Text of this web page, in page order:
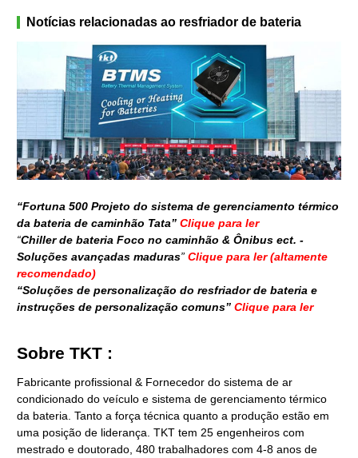
Notícias relacionadas ao resfriador de bateria
“Fortuna 500 Projeto do sistema de gerenciamento térmico
da bateria de caminhão Tata” Clique para ler
“Chiller de bateria Foco no caminhão & Ônibus ect. -
Soluções avançadas maduras” Clique para ler (altamente
recomendado)
“Soluções de personalização do resfriador de bateria e
instruções de personalização comuns” Clique para ler
Sobre TKT :
Fabricante profissional & Fornecedor do sistema de ar
condicionado do veículo e sistema de gerenciamento térmico
da bateria. Tanto a força técnica quanto a produção estão em
uma posição de liderança. TKT tem 25 engenheiros com
mestrado e doutorado, 480 trabalhadores com 4-8 anos de